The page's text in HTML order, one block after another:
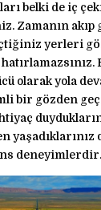
belki de iç
Zamanın
yerleri
olarak yola
bir gözden
yaşadıklarınız
deneyimlerdir.